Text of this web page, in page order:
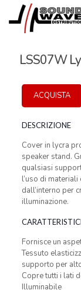
LSS07W
ACQUISTA
DESCRIZIONE
Cover in lycra
speaker stand.
qualsiasi
l’uso di
dall’interno per
illuminazione.
Fornisce un
Tessuto
supporto per
Copre tutti i lati
Illuminabile